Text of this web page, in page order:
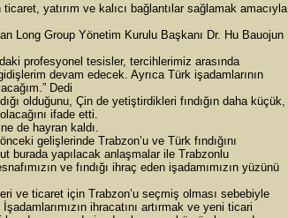
yatırım ve kalıcı bağlantılar sağlamak amacıyla
Long Group Yönetim Kurulu Başkanı Dr. Hu Bauojun
profesyonel tesisler, tercihlerimiz arasında
devam edecek. Ayrıca Türk işadamlarının
Dedi
olduğunu, Çin de yetiştirdikleri fındığın daha küçük,
ifade etti.
de hayran kaldı.
gelişlerinde Trabzon’u ve Türk fındığını
burada yapılacak anlaşmalar ile Trabzonlu
ve fındığı ihraç eden işadamımızın yüzünü
ve ticaret için Trabzon’u seçmiş olması sebebiyle
ihracatını artırmak ve yeni ticari